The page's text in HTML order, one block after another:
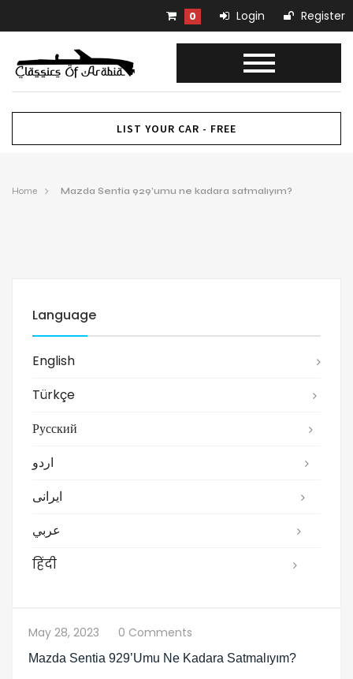
0 Login Register
LIST YOUR CAR - FREE
Home Mazda Sentia 929’umu ne kadara satmalıyım?
Language
English
Türkçe
Русский
اردو
ایرانی
عربي
हिंदी
May 28, 2023 0 Comments
Mazda Sentia 929’umu Ne Kadara Satmalıyım?